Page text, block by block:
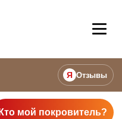
Я Отзывы
Кто мой покровитель?